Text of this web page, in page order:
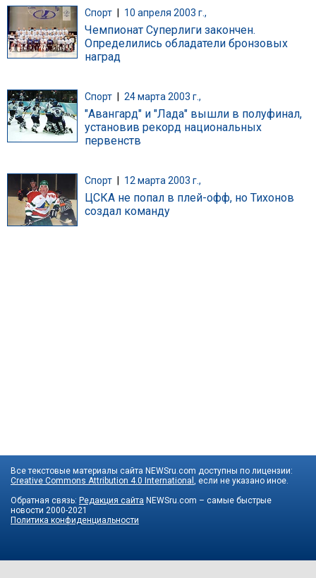
Спорт | 10 апреля 2003 г.,
Чемпионат Суперлиги закончен.
Определились обладатели бронзовых
наград
Спорт 24 марта 2003 г.,
"Авангард" и "Лада" вышли в полуфинал,
установив рекорд национальных
первенств
Спорт 12 марта 2003 г.,
ЦСКА не попал в плей-офф, но Тихонов
создал команду
Все текстовые материалы сайта NEWSru.com доступны по лицензии:
Creative Commons Attribution 4.0 International , если не указано иное.
Обратная связь: Редакция сайта NEWSru.com – самые быстрые
новости 2000-2021
Политика конфиденциальности